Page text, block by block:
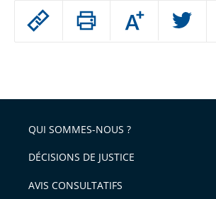
Passer
arriver
après
Augmenter
ou
l'article
pour
avant
QUI SOMMES-NOUS ?
DÉCISIONS DE JUSTICE
AVIS CONSULTATIFS